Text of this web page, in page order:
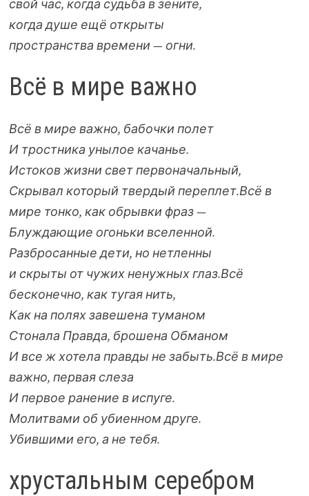
свой час, когда судьба в зените,
когда душе ещё открыты
пространства времени — огни.
Всё в мире важно
Всё в мире важно, бабочки полет
И тростника унылое качанье.
Истоков жизни свет первоначальный,
Скрывал который твердый переплет.Всё в
мире тонко, как обрывки фраз —
Блуждающие огоньки вселенной.
Разбросанные дети, но нетленны
и скрыты от чужих ненужных глаз.Всё
бесконечно, как тугая нить,
Как на полях завешена туманом
Стонала Правда, брошена Обманом
И все ж хотела правды не забыть.Всё в мире
важно, первая слеза
И первое ранение в испуге.
Молитвами об убиенном друге.
Убившими его, а не тебя.
хрустальным серебром